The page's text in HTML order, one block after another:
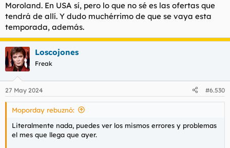
Moroland. En USA sí, pero lo que no sé es las ofertas que
tendrá de allí. Y dudo muchérrimo de que se vaya esta
temporada, además.
Loscojones
Freak
27 May 2024 #6.530
Moporday rebuznó:
Literalmente nada, puedes ver los mismos errores y problemas
el mes que llega que ayer.